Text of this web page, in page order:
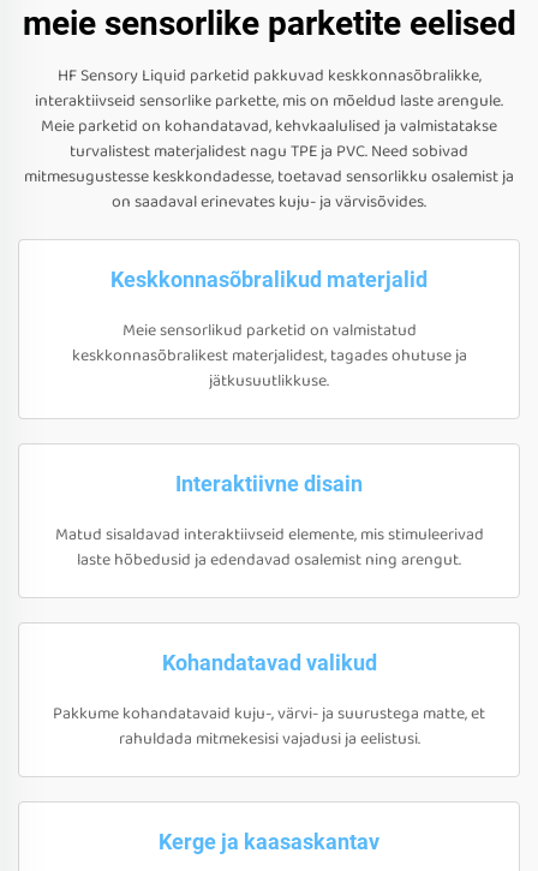
meie sensorlike parketite eelised
HF Sensory Liquid parketid pakkuvad keskkonnasõbralikke,
interaktiivseid sensorlike parkette, mis on mõeldud laste arengule.
Meie parketid on kohandatavad, kehvkaalulised ja valmistatakse
turvalistest materjalidest nagu TPE ja PVC. Need sobivad
mitmesugustesse keskkondadesse, toetavad sensorlikku osalemist ja
on saadaval erinevates kuju- ja värvisõvides.
Keskkonnasõbralikud materjalid
Meie sensorlikud parketid on valmistatud
keskkonnasõbralikest materjalidest, tagades ohutuse ja
jätkusuutlikkuse.
Interaktiivne disain
Matud sisaldavad interaktiivseid elemente, mis stimuleerivad
laste hõbedusid ja edendavad osalemist ning arengut.
Kohandatavad valikud
Pakkume kohandatavaid kuju-, värvi- ja suurustega matte, et
rahuldada mitmekesisi vajadusi ja eelistusi.
Kerge ja kaasaskantav